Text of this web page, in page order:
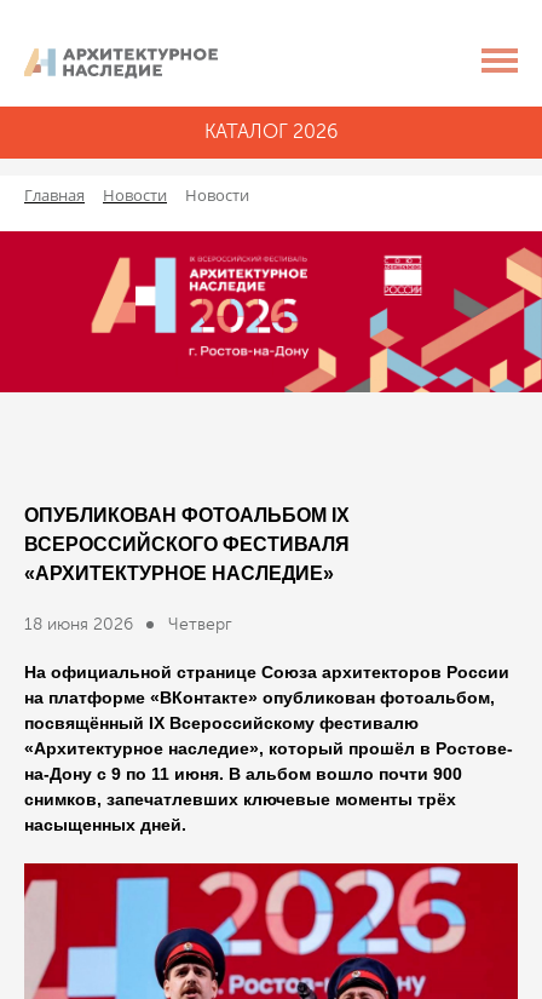
КАТАЛОГ 2026
Главная Новости Новости
ОПУБЛИКОВАН ФОТОАЛЬБОМ IX
ВСЕРОССИЙСКОГО ФЕСТИВАЛЯ
«АРХИТЕКТУРНОЕ НАСЛЕДИЕ»
18 июня 2026 Четверг
На официальной странице Союза архитекторов России
на платформе «ВКонтакте» опубликован фотоальбом,
посвящённый IX Всероссийскому фестивалю
«Архитектурное наследие», который прошёл в Ростове-
на-Дону с 9 по 11 июня. В альбом вошло почти 900
снимков, запечатлевших ключевые моменты трёх
насыщенных дней.